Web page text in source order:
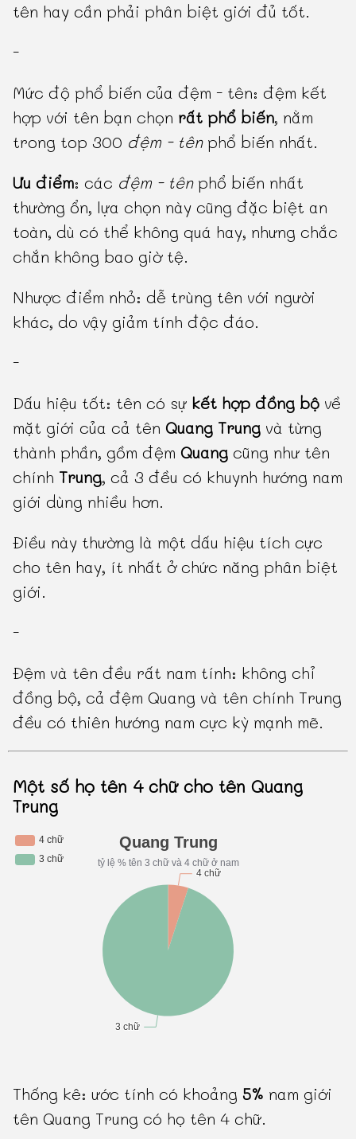
tên hay cần phải phân biệt giới đủ tốt.
-
Mức độ phổ biến của đệm - tên: đệm kết
hợp với tên bạn chọn rất phổ biến, nằm
trong top 300 đệm - tênphổ biến nhất.
Ưu điểm: các đệm - tênphổ biến nhất
thường ổn, lựa chọn này cũng đặc biệt an
toàn, dù có thể không quá hay, nhưng chắc
chắn không bao giờ tệ.
Nhược điểm nhỏ: dễ trùng tên với người
khác, do vậy giảm tính độc đáo.
-
Dấu hiệu tốt: tên có sự kết hợp đồng bộ về
mặt giới của cả tên Quang Trung và từng
thành phần, gồm đệm Quang cũng như tên
chính Trung, cả 3 đều có khuynh hướng nam
giới dùng nhiều hơn.
Điều này thường là một dấu hiệu tích cực
cho tên hay, ít nhất ở chức năng phân biệt
giới.
-
Đệm và tên đều rất nam tính: không chỉ
đồng bộ, cả đệm Quang và tên chính Trung
đều có thiên hướng nam cực kỳ mạnh mẽ.
Một số họ tên 4 chữ cho tên Quang
Trung
Thống kê: ước tính có khoảng 5% nam giới
tên Quang Trung có họ tên 4 chữ.